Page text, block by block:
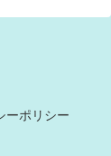
ーポリシー